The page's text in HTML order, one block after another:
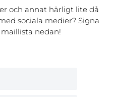
och annat härligt lite då
sociala medier? Signa
nedan!